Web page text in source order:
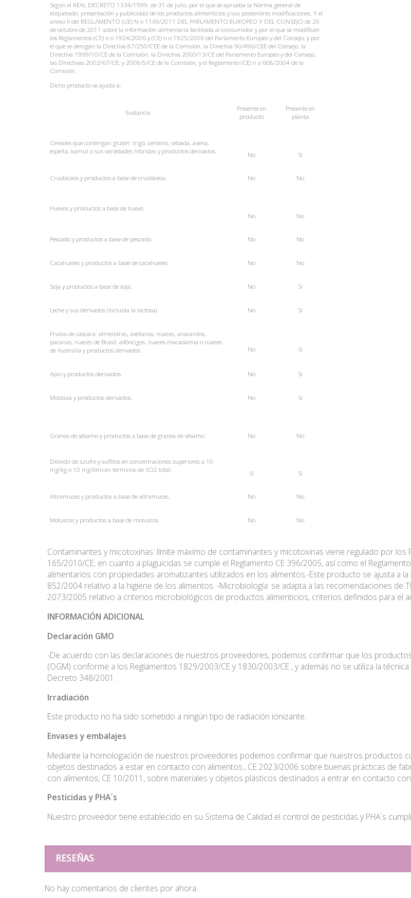
Según el REAL DECRETO 1334/1999, de 31 de julio, por el que se aprueba la Norma general de
etiquetado, presentación y publicidad de los productos alimenticios y sus posteriores modificaciones. Y el
anexo II del REGLAMENTO (UE) N o 1169/2011 DEL PARLAMENTO EUROPEO Y DEL CONSEJO de 25
de octubre de 2011 sobre la información alimentaria facilitada al consumidor y por el que se modifican
los Reglamentos (CE) n o 1924/2006 y (CE) n o 1925/2006 del Parlamento Europeo y del Consejo, y por
el que se derogan la Directiva 87/250/CEE de la Comisión, la Directiva 90/496/CEE del Consejo, la
Directiva 1999/10/CE de la Comisión, la Directiva 2000/13/CE del Parlamento Europeo y del Consejo,
las Directivas 2002/67/CE, y 2008/5/CE de la Comisión, y el Reglamento (CE) n o 608/2004 de la
Comisión.
Dicho producto se ajusta a:
Sustancia Presenteen
producto
Presenteen
planta
Cereales que contengan gluten: trigo, centeno, cebada, avena,
espelta, kamut o sus variedades híbridas y productos derivados.
No Sí
Crustáceos y productos a base de crustáceos. No No
Huevos y productos a base de huevo.
No
No
Pescado y productos a base de pescado. No No
Cacahuetes y productos a base de cacahuetes. No No
Soja y productos a base de soja. No Sí
Leche y sus derivados (incluida la lactosa). No Sí
Frutos de cáscara: almendras, avellanas, nueces, anacardos,
pacanas, nueces de Brasil, alfóncigos, nueces macadamia o nueces
de Australia y productos derivados.
No Sí
Apioy productos derivados. No Sí
Mostaza y productos derivados. No Sí
Granos de sésamo y productos a base de granos de sésamo. No No
Dióxido de azufre y sulfitos en concentraciones superiores a 10
mg/kg o 10 mg/litro en términos de SO2 total.
Sí Sí
Altramuces y productos a base de altramuces. No No
Moluscos y productos a base de moluscos. No No
Contaminantes y micotoxinas: límite máximo de contaminantes y micotoxinas viene regulado por los
165/2010/CE; en cuanto a plaguicidas se cumple el Reglamento CE 396/2005, así como el
alimentarios con propiedades aromatizantes utilizados en los alimentos.-Este producto se ajusta a
852/2004 relativo a la higiene de los alimentos. -Microbiología: se adapta a las recomendaciones de
2073/2005 relativo a criterios microbiológicos de productos alimenticios, criterios definidos para el
INFORMACIÓN ADICIONAL
Declaración GMO
-De acuerdo con las declaraciones de nuestros proveedores, podemos confirmar que los
(OGM) conforme a los Reglamentos 1829/2003/CE y 1830/2003/CE , y además no se utiliza la
Decreto 348/2001.
Irradiación
Este producto no ha sido sometido a ningún tipo de radiación ionizante.
Envases y embalajes
Mediante la homologación de nuestros proveedores podemos confirmar que nuestros productos
objetos destinados a estar en contacto con alimentos., CE 2023/2006 sobre buenas prácticas de
con alimentos, CE 10/2011, sobre materiales y objetos plásticos destinados a entrar en contacto
Pesticidas y PHA´s
Nuestro proveedor tiene establecido en su Sistema de Calidad el control de pesticidas y PHA´s
RESEÑAS
No hay comentarios de clientes por ahora.